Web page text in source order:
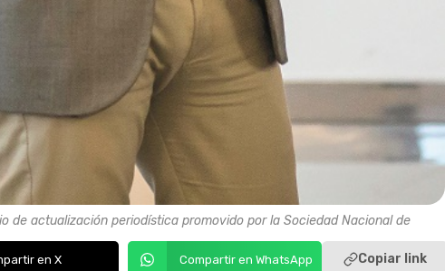
de actualización periodística promovido por la Sociedad Nacional de
en X Compartir en WhatsApp Copiar link